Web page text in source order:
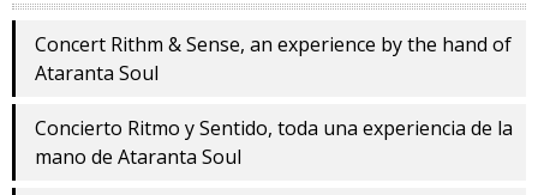
Concert Rithm & Sense, an experience by the hand of
Ataranta Soul
Concierto Ritmo y Sentido, toda una experiencia de la
mano de Ataranta Soul